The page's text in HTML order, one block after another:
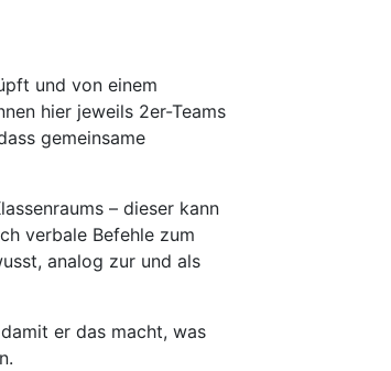
und von einem
hier jeweils 2er-Teams
gemeinsame
– dieser kann
verbale Befehle zum
analog zur und als
er das macht, was